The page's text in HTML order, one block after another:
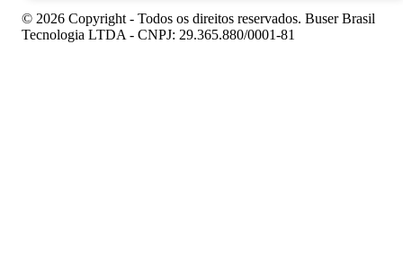
© 2026 Copyright - Todos os direitos reservados. Buser Brasil
Tecnologia LTDA - CNPJ: 29.365.880/0001-81